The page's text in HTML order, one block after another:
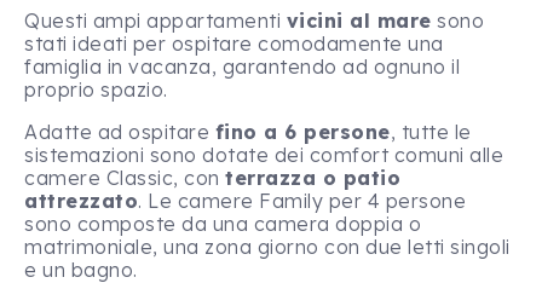
Questi ampi appartamenti vicini al mare sono
stati ideati per ospitare comodamente una
famiglia in vacanza, garantendo ad ognuno il
proprio spazio.
Adatte ad ospitare fino a 6 persone, tutte le
sistemazioni sono dotate dei comfort comuni alle
camere Classic, con terrazza o patio
attrezzato. Le camere Family per 4 persone
sono composte da una camera doppia o
matrimoniale, una zona giorno con due letti singoli
e un bagno.